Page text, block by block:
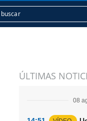
ÚLTIMAS
08